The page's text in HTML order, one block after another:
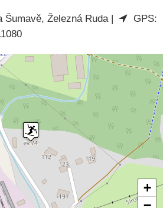
Železná Ruda |
GPS:
+